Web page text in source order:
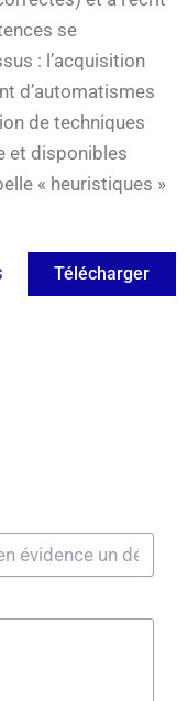
se
: l’acquisition
d’automatismes
de techniques
et disponibles
« heuristiques »
Télécharger